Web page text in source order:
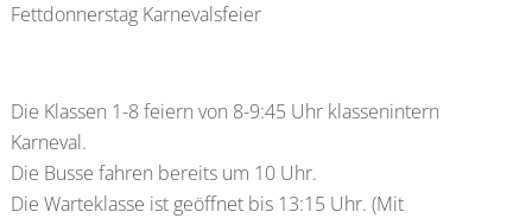
Fettdonnerstag Karnevalsfeier
Die Klassen 1-8 feiern von 8-9:45 Uhr klassenintern
Karneval.
Die Busse fahren bereits um 10 Uhr.
Die Warteklasse ist geöffnet bis 13:15 Uhr. (Mit